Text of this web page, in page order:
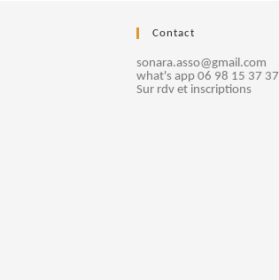
Contact
sonara.asso@gmail.com
what's app 06 98 15 37 37
Sur rdv et inscriptions